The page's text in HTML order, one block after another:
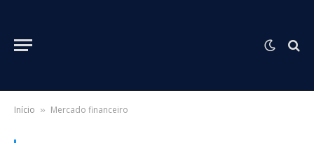
Início » Mercado financeiro